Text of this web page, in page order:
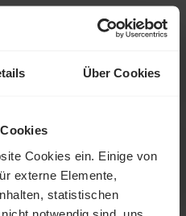
Über Cookies
Cookies ein. Einige von
externe Elemente,
statistischen
notwendig sind, uns